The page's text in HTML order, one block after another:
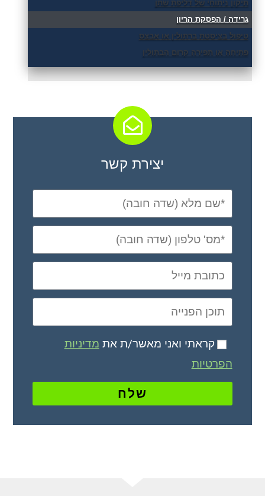
תיקון ניתוחי של דליפת שתן
גרידה / הפסקת הריון
טיפול בציסטת ברתולין או אבצס
פתיחה או תפירה קרום הבתולין
יצירת קשר
קראתי ואני מאשר/ת את מדיניות
הפרטיות
שלח